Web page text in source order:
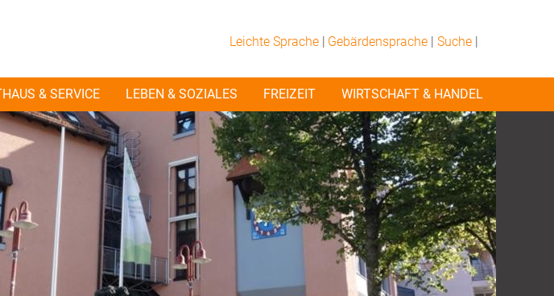
Leichte Sprache | Gebärdensprache | Suche|
& SERVICE LEBEN & SOZIALES FREIZEIT WIRTSCHAFT & HANDEL